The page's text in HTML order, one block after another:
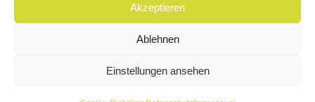
Akzeptieren
Ablehnen
Einstellungen ansehen
© 2026 | TANZWERK
DATENSCHUTZ